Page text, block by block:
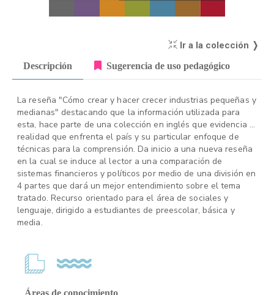
Ir a la colección ❭
Descripción Sugerencia de uso pedagógico
La reseña "Cómo crear y hacer crecer industrias pequeñas y
medianas" destacando que la información utilizada para
esta, hace parte de una colección en inglés que evidencia la
realidad que enfrenta el país y su particular enfoque de
técnicas para la comprensión. Da inicio a una nueva reseña
en la cual se induce al lector a una comparación de
sistemas financieros y políticos por medio de una división en
4 partes que dará un mejor entendimiento sobre el tema
tratado. Recurso orientado para el área de sociales y
lenguaje, dirigido a estudiantes de preescolar, básica y
media.
Áreas de conocimiento